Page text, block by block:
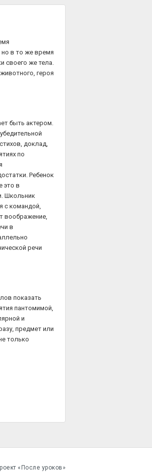
но в то же время
своего же тела.
героя
быть актером.
доклад,
по
Ребенок
это в
Школьник
с командой,
воображение,
в
речи
показать
пантомимой,
и
предмет или
только
«После уроков»